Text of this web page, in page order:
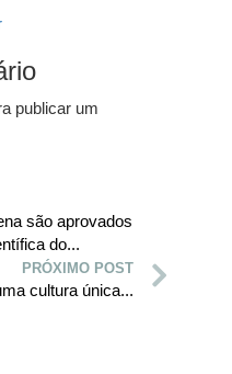
publicar um
são aprovados
do...
PRÓXIMO POST
cultura única...